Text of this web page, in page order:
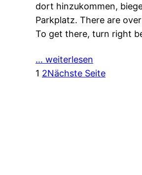
dort hinzukommen,
Parkplatz. There are
To get there, turn right
… weiterlesen
1 2Nächste Seite